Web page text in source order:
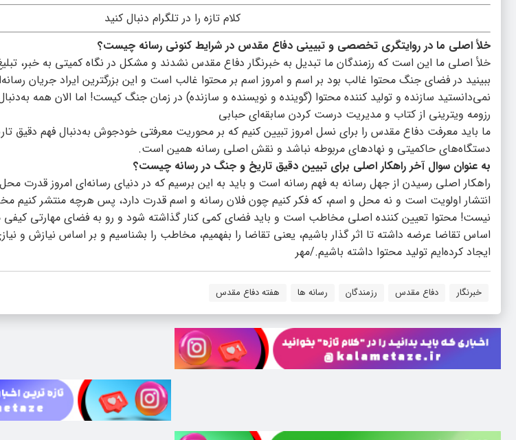
کلام تازه را در تلگرام دنبال کنید
خلأ اصلی ما در روایتگری تخصصی و تبیینی دفاع مقدس در شرایط کنونی رسانه چیست؟
خلأ اصلی ما این است که رزمندگان ما تبدیل به خبرنگار دفاع مقدس نشدند و مشکل در نگاه کمیتی به خبر،
ببینید در فضای جنگ محتوا غالب بود بر اسم و امروز اسم بر محتوا غالب است و این بزرگترین ایراد جریان
نمی‌دانستید سازنده و تولید کننده محتوا (گوینده و نویسنده و سازنده) در زمان جنگ کیست! اما الان همه
رزومه ویترینی از کتاب و مدیریت درست کردن سابقه‌ای حبابی
ما باید معرفت دفاع مقدس را برای نسل امروز تبیین کنیم که بر محوریت معرفتی خودجوش به‌دنبال فهم دقیق
دستگاه‌های حاکمیتی و نهادهای مربوطه نباشد و نقش اصلی رسانه همین است.
به عنوان سوال آخر راهکار اصلی برای تبیین دقیق تاریخ و جنگ در رسانه چیست؟
راهکار اصلی رسیدن از جهل رسانه به فهم رسانه است و باید به این برسیم که در دنیای رسانه‌ای امروز قدرت
انتشار اولویت است و نه محل و اسم، که فکر کنیم چون فلان رسانه و اسم قدرت دارد، پس هرچه منتشر کنیم
نیست! محتوا تعیین کننده اصلی مخاطب است و باید فضای کمی کنار گذاشته شود و رو به فضای مهارتی کیفی
اساس تقاضا عرضه داشته تا اثر گذار باشیم، یعنی تقاضا را بفهمیم، مخاطب را بشناسیم و بر اساس نیازش و
ایجاد کرده‌ایم تولید محتوا داشته باشیم./مهر
خبرنگار دفاع مقدس رزمندگان رسانه ها هفته دفاع مقدس